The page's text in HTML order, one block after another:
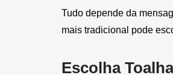
Bolha de Sabão
Personalizada
Tudo depende da
mais tradicional pode
Escolha